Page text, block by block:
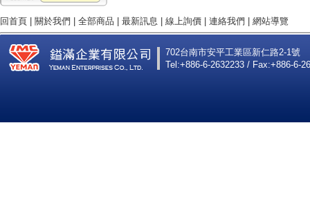
回首頁 | 關於我們 | 全部商品 | 最新訊息 | 線上詢價 | 連絡我們 | 網站導覽
702台南市安平工業區新仁路2-1號
Tel:+886-6-2632233 / Fax:+886-6-